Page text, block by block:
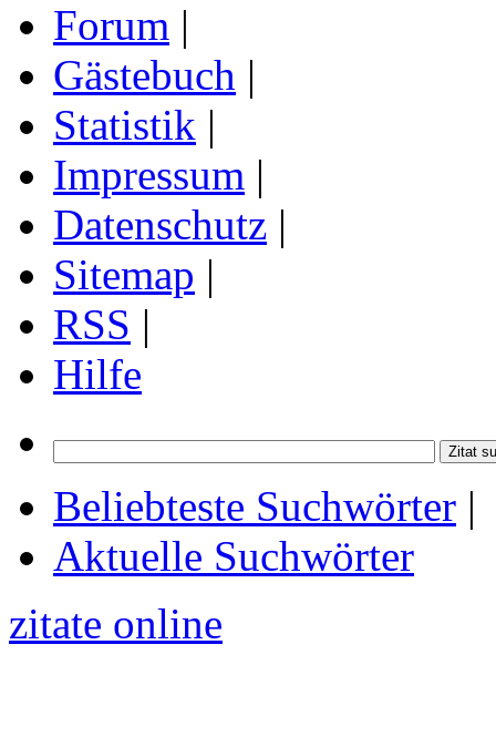
Forum |
Gästebuch |
Statistik |
Impressum |
Datenschutz |
Sitemap |
RSS |
Hilfe
Beliebteste Suchwörter |
Aktuelle Suchwörter
zitate online